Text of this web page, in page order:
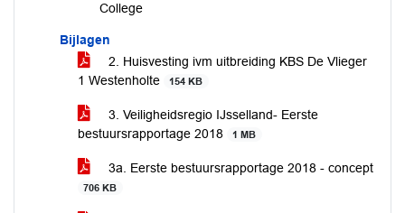
College
Bijlagen
2. Huisvesting ivm uitbreiding KBS De Vlieger
1 Westenholte
154 KB
3. Veiligheidsregio IJsselland- Eerste
bestuursrapportage 2018
1 MB
3a. Eerste bestuursrapportage 2018 - concept
706 KB